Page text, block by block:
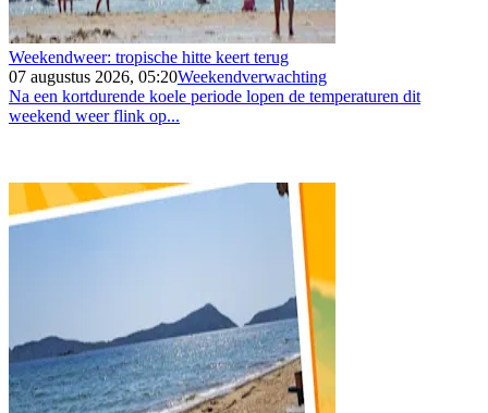
Weekendweer: tropische hitte keert terug
07 augustus 2026, 05:20Weekendverwachting
Na een kortdurende koele periode lopen de temperaturen dit
weekend weer flink op...